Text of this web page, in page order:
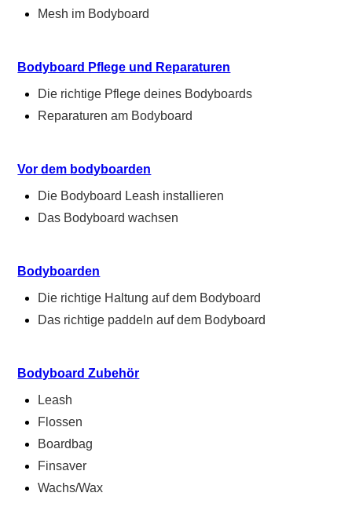
Mesh im Bodyboard
Bodyboard Pflege und Reparaturen
Die richtige Pflege deines Bodyboards
Reparaturen am Bodyboard
Vor dem bodyboarden
Die Bodyboard Leash installieren
Das Bodyboard wachsen
Bodyboarden
Die richtige Haltung auf dem Bodyboard
Das richtige paddeln auf dem Bodyboard
Bodyboard Zubehör
Leash
Flossen
Boardbag
Finsaver
Wachs/Wax